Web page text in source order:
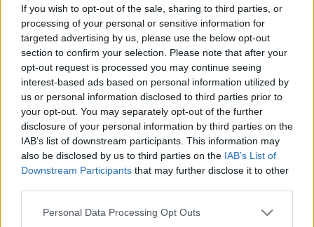
If you wish to opt-out of the sale, sharing to third parties, or
processing of your personal or sensitive information for
targeted advertising by us, please use the below opt-out
section to confirm your selection. Please note that after your
opt-out request is processed you may continue seeing
interest-based ads based on personal information utilized by
us or personal information disclosed to third parties prior to
your opt-out. You may separately opt-out of the further
disclosure of your personal information by third parties on the
IAB’s list of downstream participants. This information may
also be disclosed by us to third parties on the IAB’s List of
Downstream Participants that may further disclose it to other
Please note that this website/app uses one or more Google
Personal Data Processing Opt Outs
Továbbá a BKV létszámcsökkentést csak
közös megegyezéssel hajthat végre azoknál a
dolgozóknál, akik korengedménnyel
nyugdíjba mehetnek - mondta Nemes
Gábor. Hozzátette, hogy a kollektív
szerződéssel kapcsolatban a szövetség és a
tizenegy szakszervezet álláspontja
változatlan: továbbra is meg kívánják
tartani a szociális juttatások mértékét.
aláírásával visszavonta a sztrájkfenyegetést.